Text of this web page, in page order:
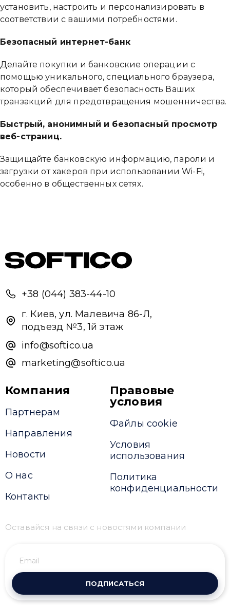
установить, настроить и персонализировать в
соответствии с вашими потребностями.
Безопасный интернет-банк
Делайте покупки и банковские операции с
помощью уникального, специального браузера,
который обеспечивает безопасность Ваших
транзакций для предотвращения мошенничества.
Быстрый, анонимный и безопасный просмотр
веб-страниц.
Защищайте банковскую информацию, пароли и
загрузки от хакеров при использовании Wi-Fi,
особенно в общественных сетях.
+38 (044) 383-44-10
г. Киев, ул. Малевича 86-Л,
подъезд №3, 1й этаж
info@softico.ua
marketing@softico.ua
Компания
Партнерам
Направления
Новости
О нас
Контакты
Правовые
условия
Файлы cookie
Условия
использования
Политика
конфиденциальности
Оставайся на связи с новостями компании
ПОДПИСАТЬСЯ
Надіслати повідомлення